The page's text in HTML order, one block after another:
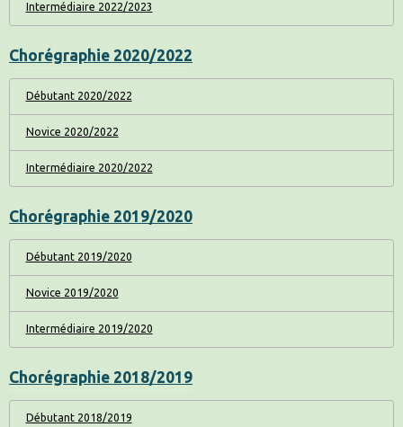
Intermédiaire 2022/2023
Chorégraphie 2020/2022
Débutant 2020/2022
Novice 2020/2022
Intermédiaire 2020/2022
Chorégraphie 2019/2020
Débutant 2019/2020
Novice 2019/2020
Intermédiaire 2019/2020
Chorégraphie 2018/2019
Débutant 2018/2019